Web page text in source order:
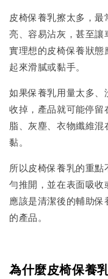
皮椅保養乳擦太多，
亮、容易沾灰，甚至
實理想的皮椅保養狀
起來滑膩或黏手。
如果保養乳用量太多
收掉，產品就可能停
脂、灰塵、衣物纖維
黏。
所以皮椅保養乳的重
勻推開，並在表面吸
應該是清潔後的輔助
的產品。
為什麼皮椅保養